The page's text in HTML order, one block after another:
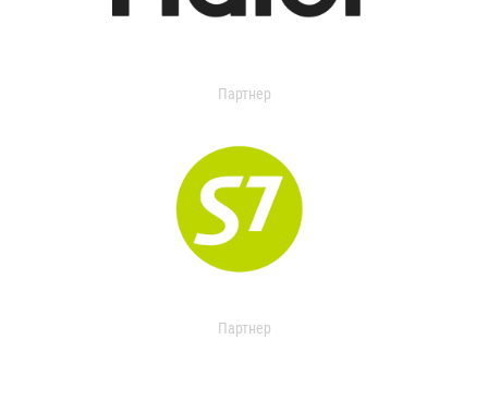
Партнер
Партнер